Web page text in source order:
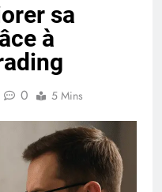
sa
à
0 5 Mins